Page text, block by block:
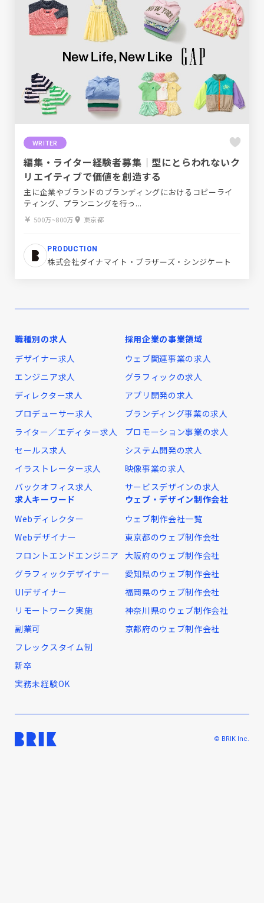
WRITER
編集・ライター経験者募集｜型にとらわれないク
リエイティブで価値を創造する
主に企業やブランドのブランディングにおけるコピーライ
ティング、プランニングを行っ...
500万~800万 東京都
PRODUCTION
株式会社ダイナマイト・ブラザーズ・シンジケート
職種別の求人
デザイナー求人
エンジニア求人
ディレクター求人
プロデューサー求人
ライター／エディター求人
セールス求人
イラストレーター求人
バックオフィス求人
採用企業の事業領域
ウェブ関連事業の求人
グラフィックの求人
アプリ開発の求人
ブランディング事業の求人
プロモーション事業の求人
システム開発の求人
映像事業の求人
サービスデザインの求人
求人キーワード
Webディレクター
Webデザイナー
フロントエンドエンジニア
グラフィックデザイナー
UIデザイナー
リモートワーク実施
副業可
フレックスタイム制
新卒
実務未経験OK
ウェブ・デザイン制作会社
ウェブ制作会社一覧
東京都のウェブ制作会社
大阪府のウェブ制作会社
愛知県のウェブ制作会社
福岡県のウェブ制作会社
神奈川県のウェブ制作会社
京都府のウェブ制作会社
© BRIK Inc.